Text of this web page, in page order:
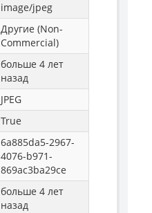
image/jpeg
Другие (Non-
Commercial)
больше 4 лет
назад
JPEG
True
6a885da5-2967-
4076-b971-
869ac3ba29ce
больше 4 лет
назад